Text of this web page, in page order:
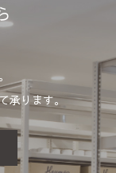
承ります。